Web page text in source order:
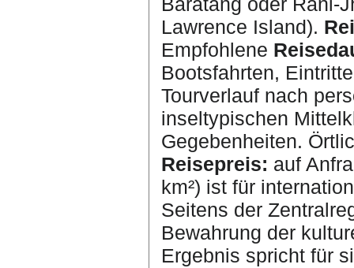
Lawrence Island).
Empfohlene
Bootsfahrten,
Tourverlauf nach
inseltypischen
Gegebenheiten.
Reisepreis: auf
km²) ist für
Seitens der
Bewahrung der
Ergebnis spricht für